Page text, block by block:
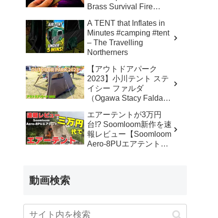
Brass Survival Fire
Honest Reviews
A TENT that Inflates in
Minutes #camping #tent
– The Travelling
Northerners
【アウトドアパーク
2023】小川テント ステ
イシー ファルダ
（Ogawa Stacy Falda）
akoakoa
エアーテントが3万円
台!? Soomloom新作を速
報レビュー【Soomloom
Aero-8PUエアテント】
動画検索